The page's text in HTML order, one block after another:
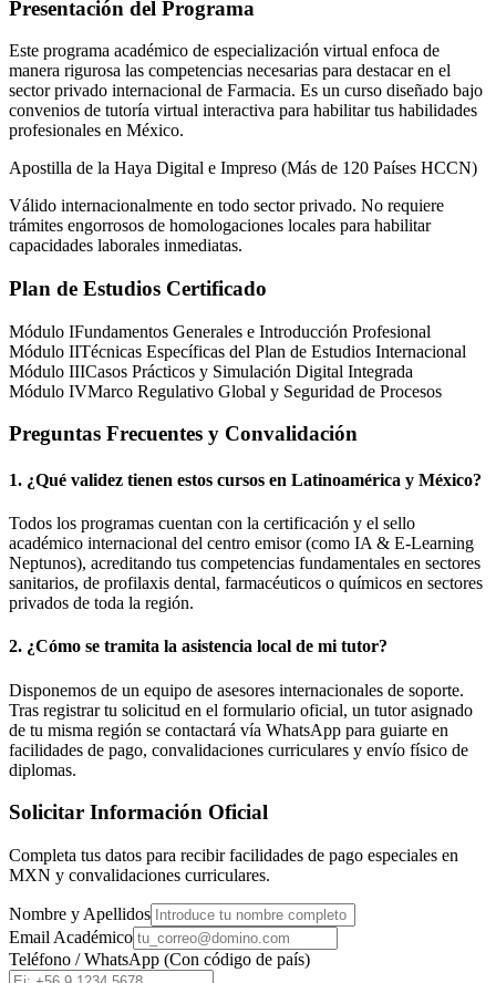
Presentación del Programa
Este programa académico de especialización virtual enfoca de
manera rigurosa las competencias necesarias para destacar en el
sector privado internacional de Farmacia. Es un curso diseñado bajo
convenios de tutoría virtual interactiva para habilitar tus habilidades
profesionales en México.
Apostilla de la Haya Digital e Impreso (Más de 120 Países HCCN)
Válido internacionalmente en todo sector privado. No requiere
trámites engorrosos de homologaciones locales para habilitar
capacidades laborales inmediatas.
Plan de Estudios Certificado
Módulo IFundamentos Generales e Introducción Profesional
Módulo IITécnicas Específicas del Plan de Estudios Internacional
Módulo IIICasos Prácticos y Simulación Digital Integrada
Módulo IVMarco Regulativo Global y Seguridad de Procesos
Preguntas Frecuentes y Convalidación
1. ¿Qué validez tienen estos cursos en Latinoamérica y México?
Todos los programas cuentan con la certificación y el sello
académico internacional del centro emisor (como IA & E-Learning
Neptunos), acreditando tus competencias fundamentales en sectores
sanitarios, de profilaxis dental, farmacéuticos o químicos en sectores
privados de toda la región.
2. ¿Cómo se tramita la asistencia local de mi tutor?
Disponemos de un equipo de asesores internacionales de soporte.
Tras registrar tu solicitud en el formulario oficial, un tutor asignado
de tu misma región se contactará vía WhatsApp para guiarte en
facilidades de pago, convalidaciones curriculares y envío físico de
diplomas.
Solicitar Información Oficial
Completa tus datos para recibir facilidades de pago especiales en
MXN y convalidaciones curriculares.
Nombre y Apellidos
Email Académico
Teléfono / WhatsApp (Con código de país)